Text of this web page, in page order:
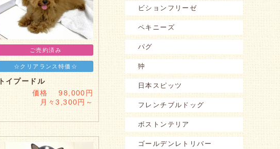
ご売約済み
☆クリアランス特価☆
トイプードル
価格 98,000円
月々3,300円～
ビションフリーゼ
ペキニーズ
パグ
狆
日本スピッツ
フレンチブルドッグ
ボストンテリア
ゴールデンレトリバー